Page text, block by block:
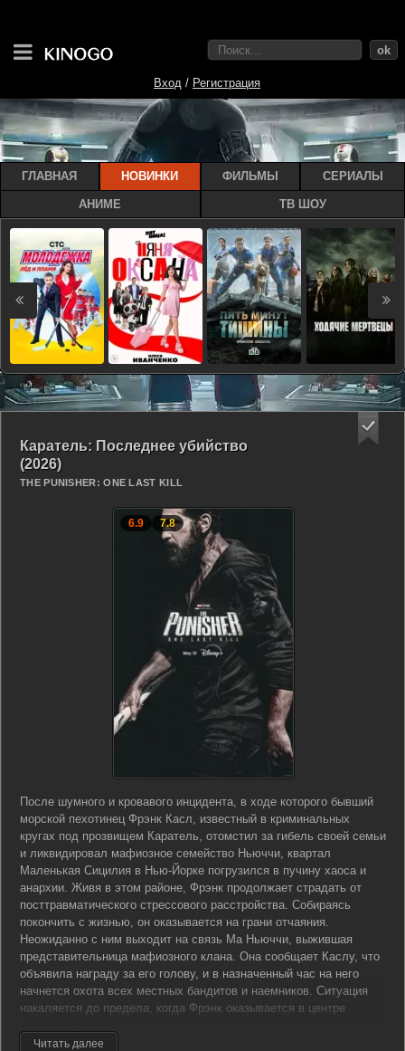
Каратель: Последнее убийство
(2026)
THE PUNISHER: ONE LAST KILL
6.9 7.8
После шумного и кровавого инцидента, в ходе которого бывший
морской пехотинец Фрэнк Касл, известный в криминальных
кругах под прозвищем Каратель, отомстил за гибель своей семьи
и ликвидировал мафиозное семейство Ньюччи, квартал
Маленькая Сицилия в Нью-Йорке погрузился в пучину хаоса и
анархии. Живя в этом районе, Фрэнк продолжает страдать от
посттравматического стрессового расстройства. Собираясь
покончить с жизнью, он оказывается на грани отчаяния.
Неожиданно с ним выходит на связь Ма Ньюччи, выжившая
представительница мафиозного клана. Она сообщает Каслу, что
объявила награду за его голову, и в назначенный час на него
начнется охота всех местных бандитов и наемников. Ситуация
накаляется до предела, когда Фрэнк оказывается в центре
желает заработать на его поимке. В этот напряженный момент
Читать далее
ok
Вход / Регистрация
ГЛАВНАЯ НОВИНКИ ФИЛЬМЫ СЕРИАЛЫ
АНИМЕ ТВ ШОУ